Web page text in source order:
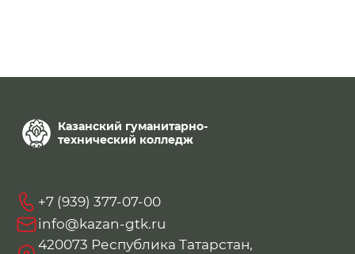
Казанский гуманитарно-
технический колледж
+7 (939) 377-07-00
info@kazan-gtk.ru
420073 Республика Татарстан,